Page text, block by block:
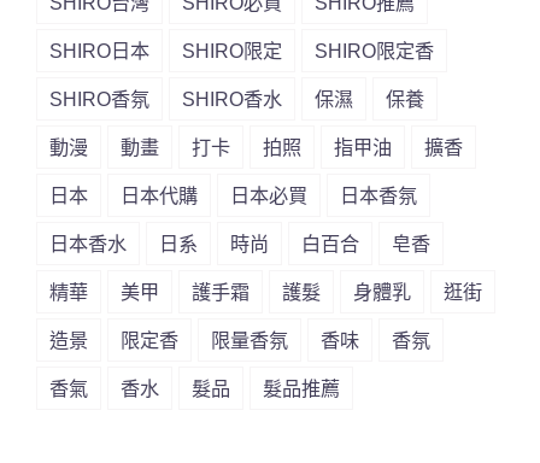
SHIRO日本 SHIRO限定 SHIRO限定香
SHIRO香氛 SHIRO香水 保濕 保養
動漫 動畫 打卡 拍照 指甲油 擴香
日本 日本代購 日本必買 日本香氛
日本香水 日系 時尚 白百合 皂香
精華 美甲 護手霜 護髮 身體乳 逛街
造景 限定香 限量香氛 香味 香氛
香氣 香水 髮品 髮品推薦